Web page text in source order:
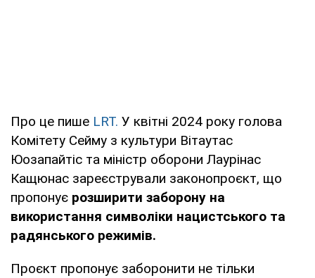
Про це пише LRT. У квітні 2024 року голова
Комітету Сейму з культури Вітаутас
Юозапайтіс та міністр оборони Лаурінас
Кащюнас зареєстрували законопроєкт, що
пропонує розширити заборону на
використання символіки нацистського та
радянського режимів.
Проєкт пропонує заборонити не тільки